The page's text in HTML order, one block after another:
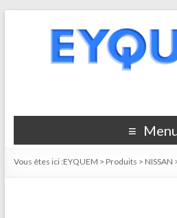
Vous êtes ici :EYQUEM > Produits > NISSAN